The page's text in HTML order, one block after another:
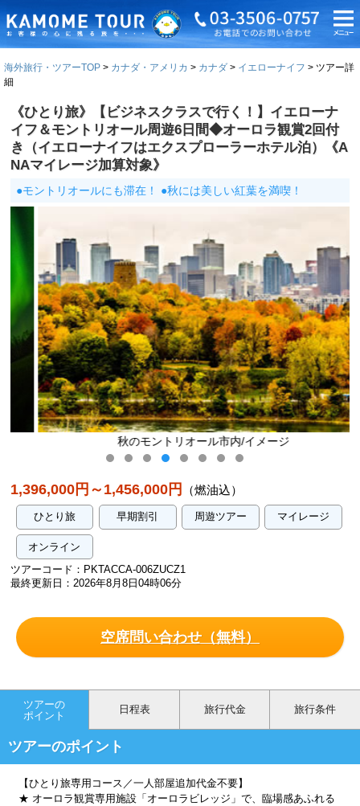
海外旅行・ツアーTOP カナダ・アメリカ カナダ イエローナイフ
ツアー詳
細
《ひとり旅》【ビジネスクラスで行く！】イエローナ
イフ＆モントリオール周遊6日間◆オーロラ観賞2回付
き（イエローナイフはエクスプローラーホテル泊）《A
NAマイレージ加算対象》
●モントリオールにも滞在！ ●秋には美しい紅葉を満喫！
秋のモントリオール市内/イメージ
1,396,000円～1,456,000円 （燃油込）
ひとり旅 早期割引 周遊ツアー マイレージ
オンライン
ツアーコード：PKTACCA-006ZUCZ1
最終更新日：2026年8月8日04時06分
空席問い合わせ（無料）
ツアーの
ポイント
日程表 旅行代金 旅行条件
ツアーのポイント
【ひとり旅専用コース／一人部屋追加代金不要】
★ オーロラ観賞専用施設「オーロラビレッジ」で、臨場感あふれる